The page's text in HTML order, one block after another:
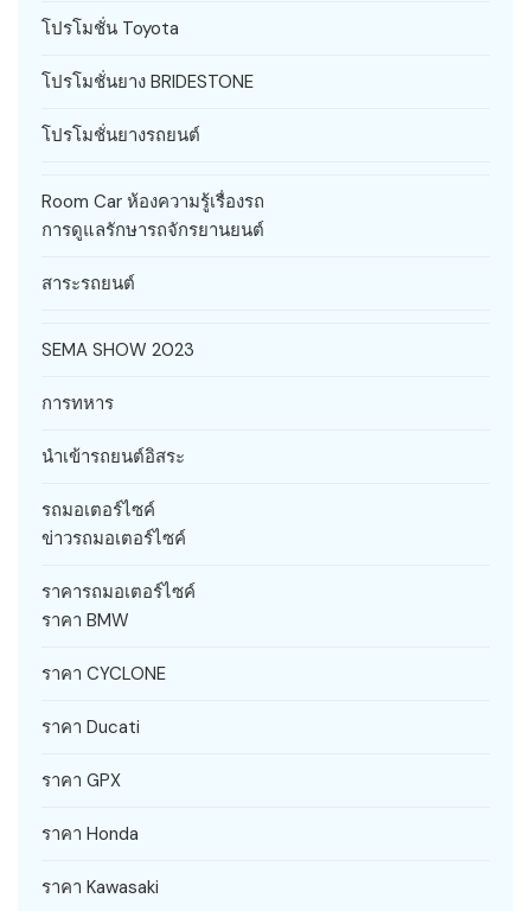
โปรโมชั่น Toyota
โปรโมชั่นยาง BRIDESTONE
โปรโมชั่นยางรถยนต์
Room Car ห้องความรู้เรื่องรถ
การดูแลรักษารถจักรยานยนต์
สาระรถยนต์
SEMA SHOW 2023
การทหาร
นำเข้ารถยนต์อิสระ
รถมอเตอร์ไซค์
ข่าวรถมอเตอร์ไซค์
ราคารถมอเตอร์ไซค์
ราคา BMW
ราคา CYCLONE
ราคา Ducati
ราคา GPX
ราคา Honda
ราคา Kawasaki